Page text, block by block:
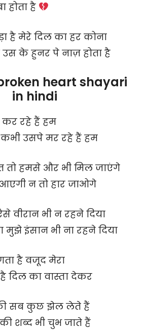
होता है
है मेरे दिल का हर कोना
के हुनर पे नाज़ होता है
heart shayari
in hindi
रहे हैं हम
कभी उसपे मर रहे हैं हम
हमसे और भी मिल जाएंगे
न तो हार जाओगे
वीरान भी न रहने दिया
मुझे इंसान भी ना रहने दिया
है वजूद मेरा
दिल का वास्ता देकर
सब कुछ झेल लेते हैं
शब्द भी चुभ जाते हैं